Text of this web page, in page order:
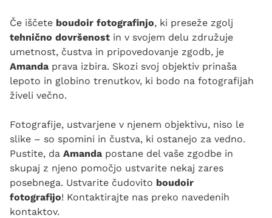
Če iščete boudoir fotografinjo, ki preseže zgolj
tehnično dovršenost in v svojem delu združuje
umetnost, čustva in pripovedovanje zgodb, je
Amanda prava izbira. Skozi svoj objektiv prinaša
lepoto in globino trenutkov, ki bodo na fotografijah
živeli večno.
Fotografije, ustvarjene v njenem objektivu, niso le
slike – so spomini in čustva, ki ostanejo za vedno.
Pustite, da Amanda postane del vaše zgodbe in
skupaj z njeno pomočjo ustvarite nekaj zares
posebnega. Ustvarite čudovito boudoir
fotografijo! Kontaktirajte nas preko navedenih
kontaktov.